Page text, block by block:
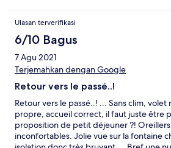
ronronnement...
Ulasan terverifikasi
6/10 Bagus
7 Agu 2021
Terjemahkan dengan Google
Retour vers le passé..!
Retour vers le passé..! ... Sans clim,
propre, accueil correct, il faut juste être
proposition de petit déjeuner ?!
inconfortables. Jolie vue sur la fontaine